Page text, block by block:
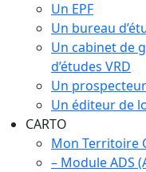
Un EPF
Un bureau
Un cabinet de
d’études VRD
Un
Un éditeur de
CARTO
Mon Territoire
– Module ADS